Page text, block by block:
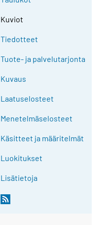
Kuviot
Tiedotteet
Tuote- ja palvelutarjonta
Kuvaus
Laatuselosteet
Menetelmäselosteet
Käsitteet ja määritelmät
Luokitukset
Lisätietoja